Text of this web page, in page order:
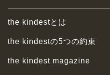
the kindestとは
the kindestの5つの約束
the kindest magazine